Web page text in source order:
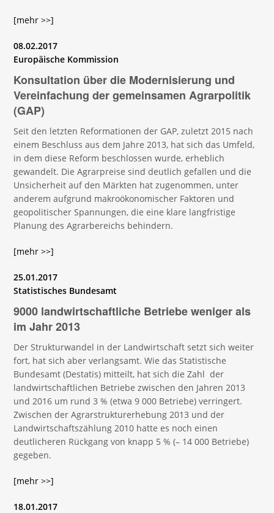
[mehr >>]
08.02.2017
Europäische Kommission
Konsultation über die Modernisierung und
Vereinfachung der gemeinsamen Agrarpolitik
(GAP)
Seit den letzten Reformationen der GAP, zuletzt 2015 nach
einem Beschluss aus dem Jahre 2013, hat sich das Umfeld,
in dem diese Reform beschlossen wurde, erheblich
gewandelt. Die Agrarpreise sind deutlich gefallen und die
Unsicherheit auf den Märkten hat zugenommen, unter
anderem aufgrund makroökonomischer Faktoren und
geopolitischer Spannungen, die eine klare langfristige
Planung des Agrarbereichs behindern.
[mehr >>]
25.01.2017
Statistisches Bundesamt
9000 landwirt­schaftliche Betriebe weniger als
im Jahr 2013
Der Strukturwandel in der Landwirtschaft setzt sich weiter
fort, hat sich aber verlangsamt. Wie das Statistische
Bundesamt (Destatis) mitteilt, hat sich die Zahl der
landwirtschaftlichen Betriebe zwischen den Jahren 2013
und 2016 um rund 3 % (etwa 9 000 Betriebe) verringert.
Zwischen der Agrarstrukturerhebung 2013 und der
Landwirtschaftszählung 2010 hatte es noch einen
deutlicheren Rückgang von knapp 5 % (– 14 000 Betriebe)
gegeben.
[mehr >>]
18.01.2017